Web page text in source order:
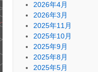
2026年4月
2026年3月
2025年11月
2025年10月
2025年9月
2025年8月
2025年5月